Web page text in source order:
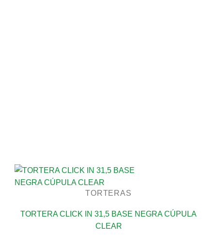
TORTERAS
TORTERA CLICK IN 31,5 BASE NEGRA CÚPULA
CLEAR